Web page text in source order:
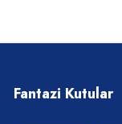
Fantazi Kutular